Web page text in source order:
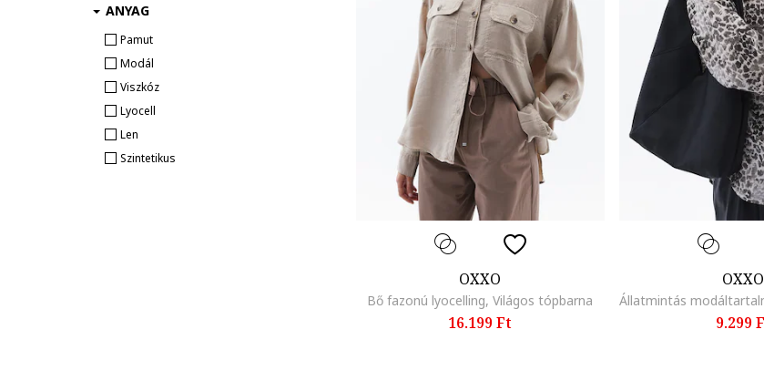
OXXO
Bő fazonú lyocelling, Világos tópbarna
16.199 Ft
OXXO
9.299
ANYAG
Pamut
Modál
Viszkóz
Lyocell
Len
Szintetikus